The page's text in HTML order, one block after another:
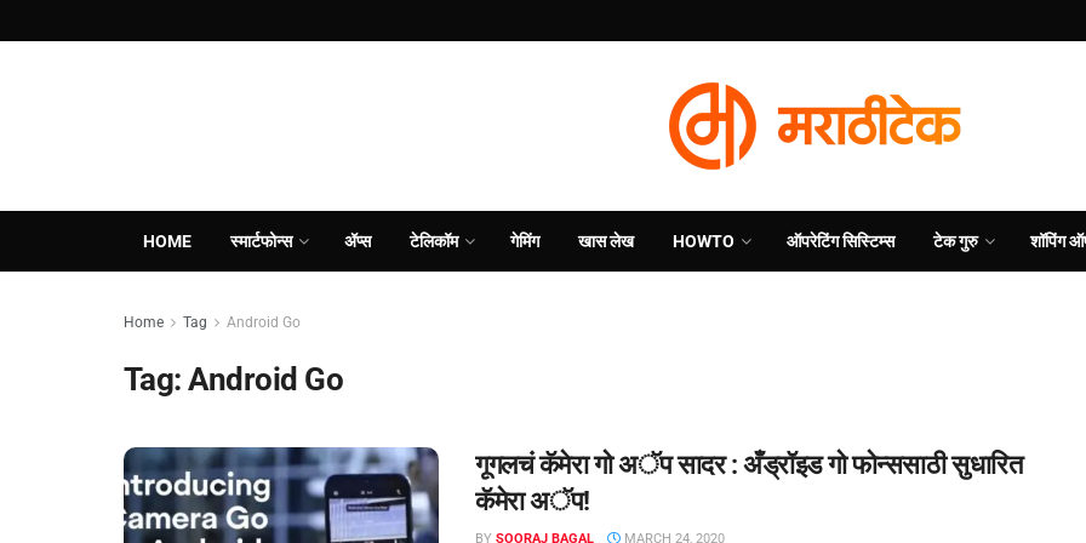
HOME स्मार्टफोन्स ॲप्स टेलिकॉम गेमिंग खास लेख HOWTO ऑपरेटिंग सिस्टिम्स टेक गुरु शॉपिंग
Home Tag Android Go
Tag:Android Go
गूगलचं कॅमेरा गो अॅप सादर : अँड्रॉइड गो फोन्ससाठी सुधारित
कॅमेरा अॅप!
BY SOORAJ BAGAL MARCH 24, 2020